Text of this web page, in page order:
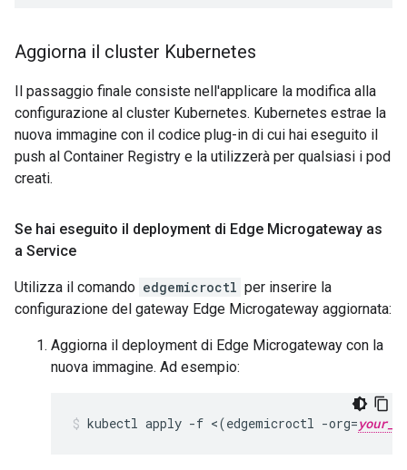
Aggiorna il cluster Kubernetes
Il passaggio finale consiste nell'applicare la modifica alla
configurazione al cluster Kubernetes. Kubernetes estrae la
nuova immagine con il codice plug-in di cui hai eseguito il
push al Container Registry e la utilizzerà per qualsiasi i pod
creati.
Se hai eseguito il deployment di Edge Microgateway as
a Service
Utilizza il comando edgemicroctl per inserire la
configurazione del gateway Edge Microgateway aggiornata:
Aggiorna il deployment di Edge Microgateway con la
nuova immagine. Ad esempio:
kubectl apply -f <(edgemicroctl -org=